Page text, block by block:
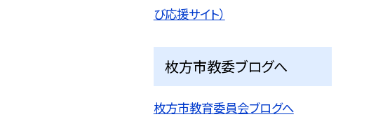
び応援サイト）
枚方市教委ブログへ
枚方市教育委員会ブログへ